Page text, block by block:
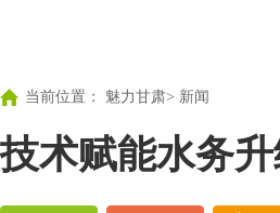
当前位置： 魅力甘肃> 新闻
技术赋能水务